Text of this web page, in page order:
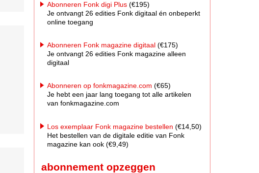
Abonneren Fonk digi Plus (€195)
Je ontvangt 26 edities Fonk digitaal én onbeperkt
online toegang
Abonneren Fonk magazine digitaal (€175)
Je ontvangt 26 edities Fonk magazine alleen
digitaal
Abonneren op fonkmagazine.com (€65)
Je hebt een jaar lang toegang tot alle artikelen
van fonkmagazine.com
Los exemplaar Fonk magazine bestellen (€14,50)
Het bestellen van de digitale editie van Fonk
magazine kan ook (€9,49)
abonnement opzeggen